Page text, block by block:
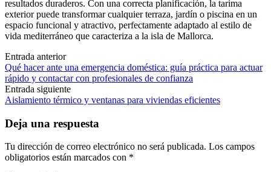
resultados duraderos. Con una correcta planificación, la tarima
exterior puede transformar cualquier terraza, jardín o piscina en un
espacio funcional y atractivo, perfectamente adaptado al estilo de
vida mediterráneo que caracteriza a la isla de Mallorca.
Navegación
de
las
entradas
Entrada anterior
Qué hacer ante una emergencia doméstica: guía práctica para actuar
rápido y contactar con profesionales de confianza
Entrada siguiente
Aislamiento térmico y ventanas para viviendas eficientes
Deja una respuesta
Tu dirección de correo electrónico no será publicada. Los campos
obligatorios están marcados con *